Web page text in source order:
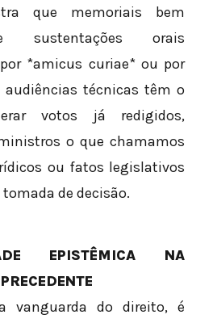
que memoriais bem
sustentações orais
*amicus curiae* ou por
audiências técnicas têm o
votos já redigidos,
o que chamamos
ou fatos legislativos
de decisão.
EPISTÊMICA NA
vanguarda do direito, é